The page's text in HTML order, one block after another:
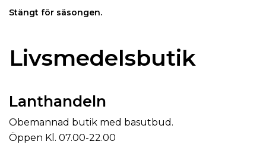
Stängt för säsongen.
Livsmedelsbutik
Lanthandeln
Obemannad butik med basutbud.
Öppen Kl. 07.00-22.00